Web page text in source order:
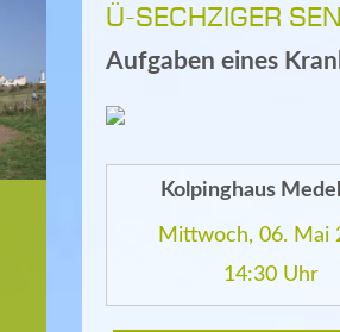
Ü-SECHZIGER
Aufgaben eines
Kolpinghaus
Mittwoch, 06. Mai
14:30 Uhr